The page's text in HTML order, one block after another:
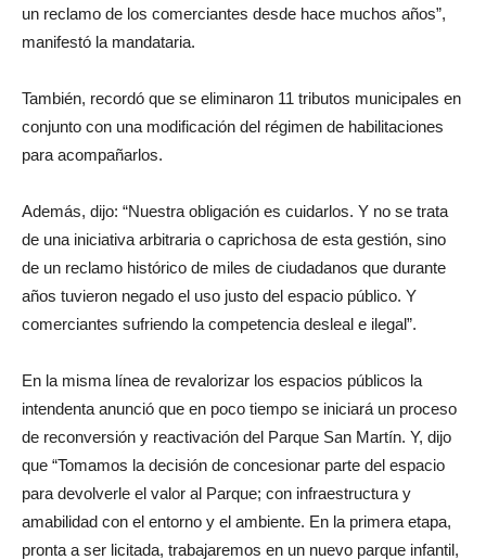
un reclamo de los comerciantes desde hace muchos años”,
manifestó la mandataria.
También, recordó que se eliminaron 11 tributos municipales en
conjunto con una modificación del régimen de habilitaciones
para acompañarlos.
Además, dijo: “Nuestra obligación es cuidarlos. Y no se trata
de una iniciativa arbitraria o caprichosa de esta gestión, sino
de un reclamo histórico de miles de ciudadanos que durante
años tuvieron negado el uso justo del espacio público. Y
comerciantes sufriendo la competencia desleal e ilegal”.
En la misma línea de revalorizar los espacios públicos la
intendenta anunció que en poco tiempo se iniciará un proceso
de reconversión y reactivación del Parque San Martín. Y, dijo
que “Tomamos la decisión de concesionar parte del espacio
para devolverle el valor al Parque; con infraestructura y
amabilidad con el entorno y el ambiente. En la primera etapa,
pronta a ser licitada, trabajaremos en un nuevo parque infantil,